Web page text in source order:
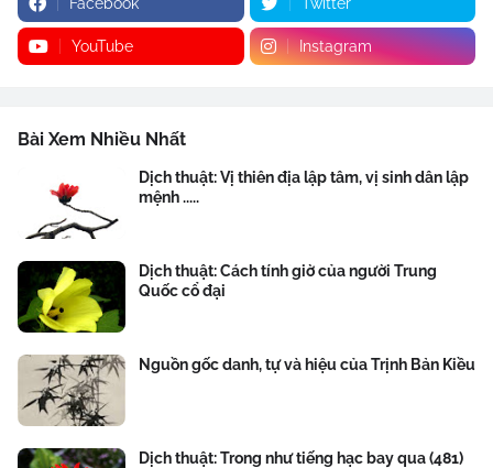
YouTube Instagram
Bài Xem Nhiều Nhất
Dịch thuật: Vị thiên địa lập tâm, vị sinh dân lập
mệnh .....
Dịch thuật: Cách tính giờ của người Trung
Quốc cổ đại
Nguồn gốc danh, tự và hiệu của Trịnh Bản Kiều
Dịch thuật: Trong như tiếng hạc bay qua (481)